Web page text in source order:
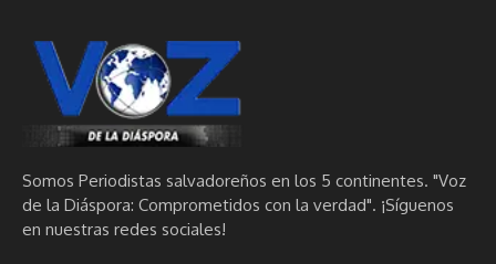
Somos Periodistas salvadoreños en los 5 continentes. "Voz
de la Diáspora: Comprometidos con la verdad". ¡Síguenos
en nuestras redes sociales!